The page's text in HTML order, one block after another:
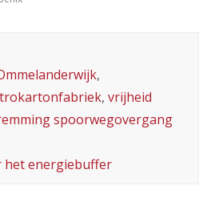
,
, vrijheid
spoorwegovergang
het energiebuffer